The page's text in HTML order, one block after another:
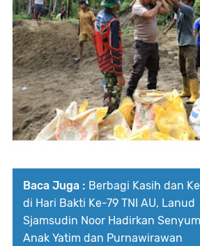
Baca Juga : Berbagi Kasih dan
di Hari Bakti Ke-79 TNI AU, Lanud
Sjamsudin Noor Hadirkan
Anak Yatim dan Purnawirawan